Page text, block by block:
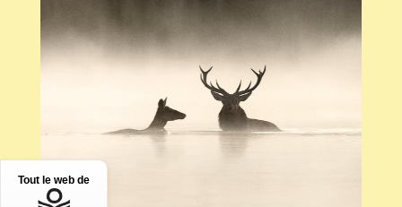
Tout le web de